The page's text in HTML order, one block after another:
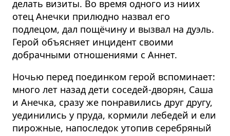
делать визиты. Во время одного из ниих
отец Анечки прилюдно назвал его
подлецом, дал пощёчину и вызвал на дуэль.
Герой объясняет инцидент своими
добрачными отношениями с Аннет.
Ночью перед поединком герой вспоминает:
много лет назад дети соседей-дворян, Саша
и Анечка, сразу же понравились друг другу,
уединились у пруда, кормили лебедей и ели
пирожные, напоследок утопив серебряный